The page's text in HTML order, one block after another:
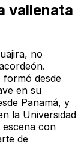
vallenata
no
formó desde
en su
Panamá, y
la Universidad
con
de